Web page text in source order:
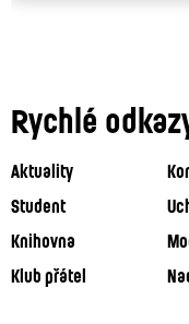
Rychlé
Aktuality
Student
Knihovna
Klub přátel